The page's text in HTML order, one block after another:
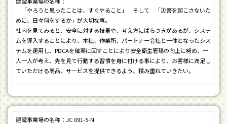
「やろうと思ったことは、すぐやること」 そして 「災害を起こさないた
めに、日々何をするか」が大切な事。
社内を見てみると、安全に対する技量や、考え方にばらつきがあるが、システ
ムを導入することにより、本社、作業所、パートナー会社と一体となったシス
テムを運用し、PDCAを確実に回すことにより安全衛生管理の向上に努め、一
人一人が考え、先を見て行動する習慣を身に付ける事により、お客様に満足し
ていただける商品、サービスを提供できるよう、積み重ねていきたい。
JC 091-5-N